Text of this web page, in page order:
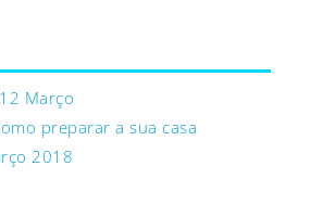
Março
preparar a sua casa
2018